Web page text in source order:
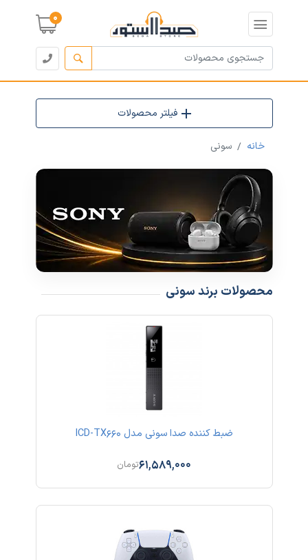
0
فیلتر محصولات
خانه سونی
محصولات برند سونی
ضبط کننده صدا سونی مدل ICD-TX660
61,589,000تومان